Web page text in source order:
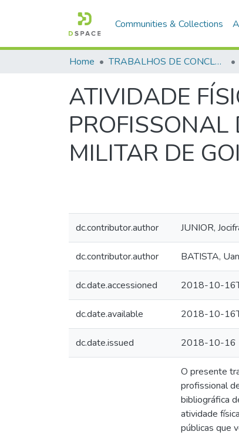
Communities & Collections
Home TRABALHOS DE CONCLUSÃO DE CURSO - CFP (CURSO DE FORMAÇÃO DE PRAÇAS)
ATIVIDADE
MILITAR DE
dc.contributor.author JUNIOR,
dc.contributor.author BATISTA,
dc.date.accessioned 2018-10-
dc.date.available 2018-10-
dc.date.issued 2018-10-16
O presente
profissional
bibliográfica
atividade
públicas que